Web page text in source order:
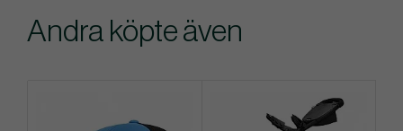
Andra köpte även